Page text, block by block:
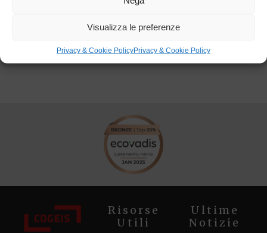
Visualizza le preferenze
Privacy & Cookie PolicyPrivacy & Cookie Policy
Risorse
Utili
Ultime
Notizie